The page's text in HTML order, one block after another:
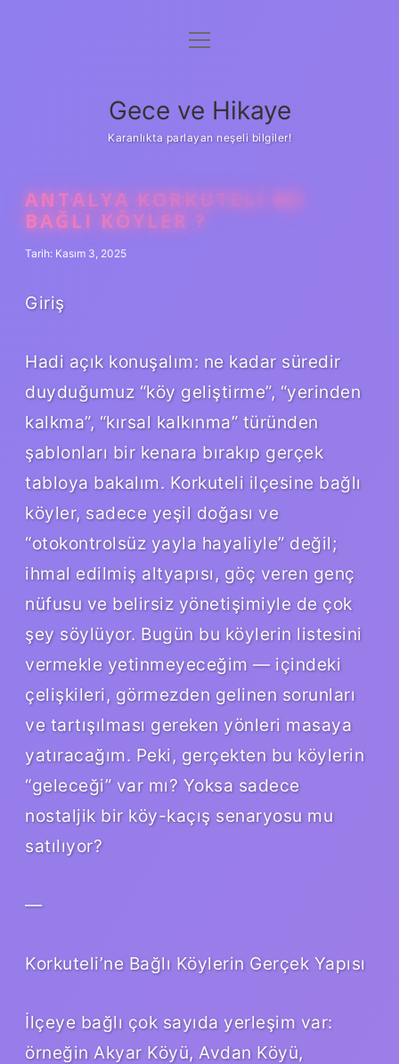
Anasayfa
Yasal Uyarı
menüyü
Gece ve Hikaye
Karanlıkta parlayan neşeli bilgiler!
ANTALYA KORKUTELI NE
BAĞLI KÖYLER ?
Tarih: Kasım 3, 2025
Giriş
Hadi açık konuşalım: ne kadar süredir
duyduğumuz “köy geliştirme”, “yerinden
kalkma”, “kırsal kalkınma” türünden
şablonları bir kenara bırakıp gerçek
tabloya bakalım. Korkuteli ilçesine bağlı
köyler, sadece yeşil doğası ve
“otokontrolsüz yayla hayaliyle” değil;
ihmal edilmiş altyapısı, göç veren genç
nüfusu ve belirsiz yönetişimiyle de çok
şey söylüyor. Bugün bu köylerin listesini
vermekle yetinmeyeceğim — içindeki
çelişkileri, görmezden gelinen sorunları
ve tartışılması gereken yönleri masaya
yatıracağım. Peki, gerçekten bu köylerin
“geleceği” var mı? Yoksa sadece
nostaljik bir köy-kaçış senaryosu mu
satılıyor?
—
Korkuteli’ne Bağlı Köylerin Gerçek Yapısı
İlçeye bağlı çok sayıda yerleşim var:
örneğin Akyar Köyü, Avdan Köyü,